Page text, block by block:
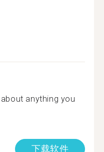
anything you
下载软件